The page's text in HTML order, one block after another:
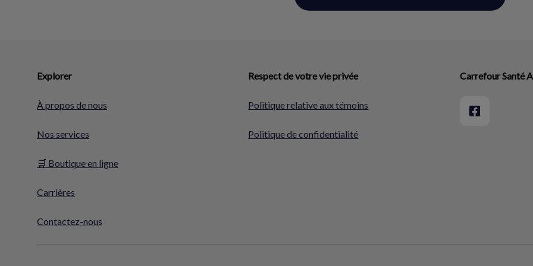
Explorer
À propos de nous
Nos services
🛒 Boutique en ligne
Carrières
Contactez-nous
Respect de votre vie privée
Politique relative aux témoins
Politique de confidentialité
Carrefour Santé